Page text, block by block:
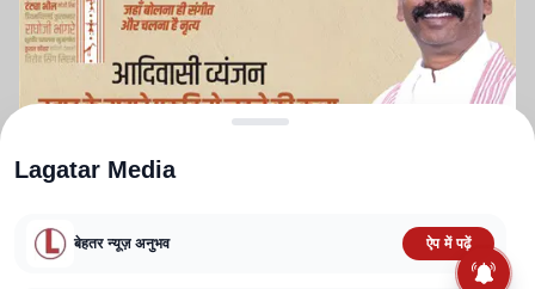
Lagatar Media
बेहतर न्यूज़ अनुभव ऐप में पढ़ें